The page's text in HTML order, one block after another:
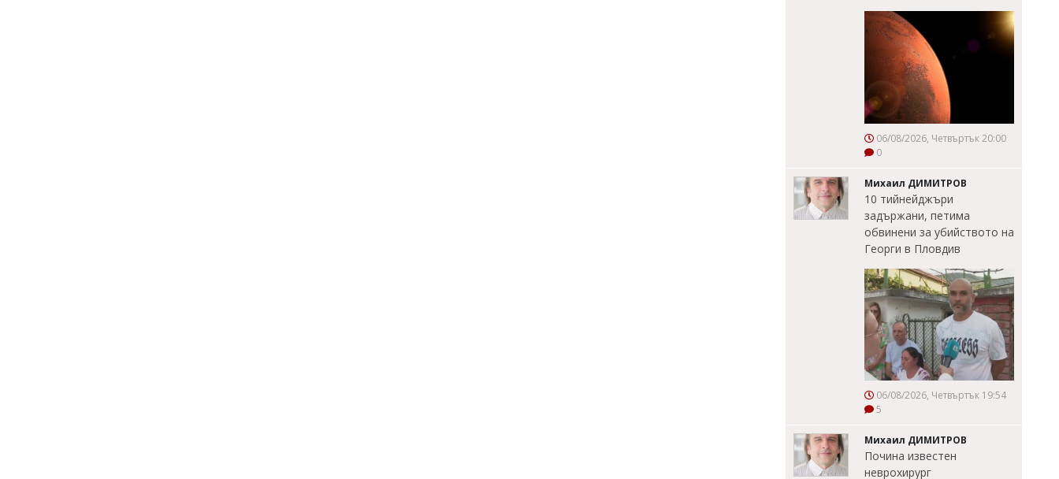
06/08/2026, Четвъртък 20:00
0
Михаил ДИМИТРОВ
10 тийнейджъри
задържани, петима
обвинени за убийството на
Георги в Пловдив
06/08/2026, Четвъртък 19:54
5
Михаил ДИМИТРОВ
Почина известен
неврохирург